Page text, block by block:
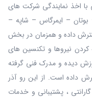
اخذ نمایندگی شرکت های
– بوتان – ایمرگاس – شاپه –
داده و همزمان در بخش
نیروها و تکنسین های
دیده و مدرک فنی گرفته
داده است. از این رو آذر
، پشتیبانی و خدمات